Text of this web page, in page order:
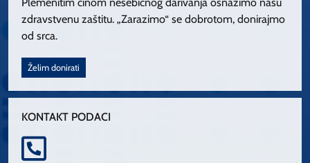
zdravstvenu zaštitu. „Zarazimo“ se dobrotom, donirajmo
od srca.
Želim donirati
KONTAKT PODACI